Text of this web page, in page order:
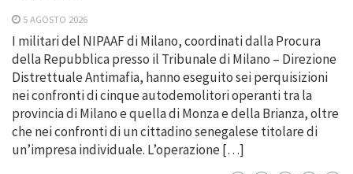
5 AGOSTO 2026
I militari del NIPAAF di Milano, coordinati dalla Procura
della Repubblica presso il Tribunale di Milano – Direzione
Distrettuale Antimafia, hanno eseguito sei perquisizioni
nei confronti di cinque autodemolitori operanti tra la
provincia di Milano e quella di Monza e della Brianza, oltre
che nei confronti di un cittadino senegalese titolare di
un’impresa individuale. L’operazione […]